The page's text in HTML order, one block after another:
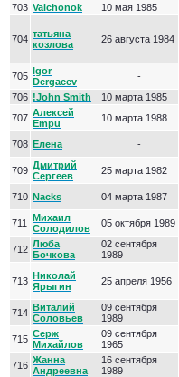
703 Valchonok 10 мая 1985
704 татьяна
козлова
26 августа 1984
705 Igor
Dergacev
-
706 !John Smith 10 марта 1985
707 Алексей
Empu
10 марта 1988
708 Елена -
709 Дмитрий
Сергеев
25 марта 1982
710 Nacks 04 марта 1987
711
Михаил
Солодилов
05 октября 1989
712 Люба
Бочкова
02 сентября
1989
713 Николай
Ярыгин
25 апреля 1956
714 Виталий
Соловьев
09 сентября
1989
715 Серж
Михайлов
09 сентября
1965
716 Жанна
Андреевна
16 сентября
1989